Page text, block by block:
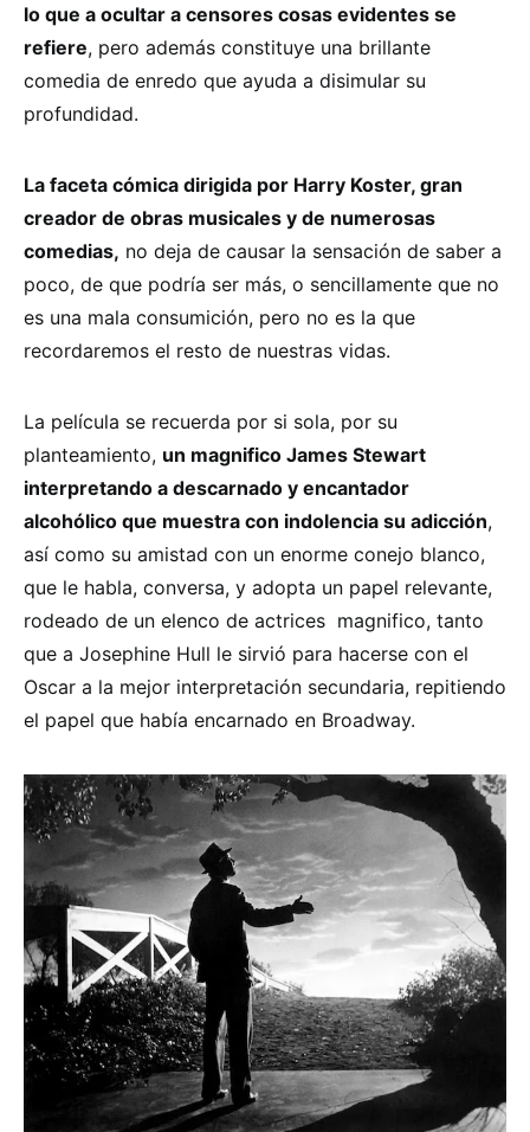
lo que a ocultar a censores cosas evidentes se
refiere, pero además constituye una brillante
comedia de enredo que ayuda a disimular su
profundidad.
La faceta cómica dirigida por Harry Koster, gran
creador de obras musicales y de numerosas
comedias, no deja de causar la sensación de saber a
poco, de que podría ser más, o sencillamente que no
es una mala consumición, pero no es la que
recordaremos el resto de nuestras vidas.
La película se recuerda por si sola, por su
planteamiento, un magnifico James Stewart
interpretando a descarnado y encantador
alcohólico que muestra con indolencia su adicción,
así como su amistad con un enorme conejo blanco,
que le habla, conversa, y adopta un papel relevante,
rodeado de un elenco de actrices magnifico, tanto
que a Josephine Hull le sirvió para hacerse con el
Oscar a la mejor interpretación secundaria, repitiendo
el papel que había encarnado en Broadway.